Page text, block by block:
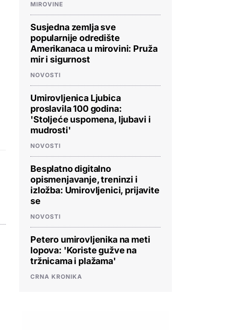
PROVJERITE PONUDU PROVJERITE PONUDU
MIROVINE
Susjedna zemlja sve
popularnije odredište
Amerikanaca u mirovini: Pruža
mir i sigurnost
NOVOSTI
Umirovljenica Ljubica
proslavila 100 godina:
'Stoljeće uspomena, ljubavi i
mudrosti'
NOVOSTI
Besplatno digitalno
opismenjavanje, treninzi i
izložba: Umirovljenici, prijavite
se
NOVOSTI
Petero umirovljenika na meti
lopova: 'Koriste gužve na
tržnicama i plažama'
CRNA KRONIKA